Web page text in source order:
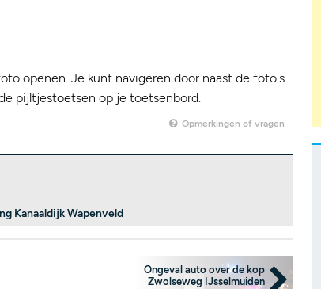
openen. Je kunt navigeren door naast de foto's
pijltjestoetsen op je toetsenbord.
Opmerkingen of vragen
Kanaaldijk Wapenveld
Ongeval auto over de kop
Zwolseweg IJsselmuiden